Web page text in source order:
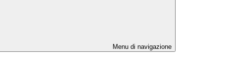
Menu di navigazione